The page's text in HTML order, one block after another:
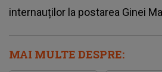
internauților la postarea Ginei
MAI MULTE DESPRE: